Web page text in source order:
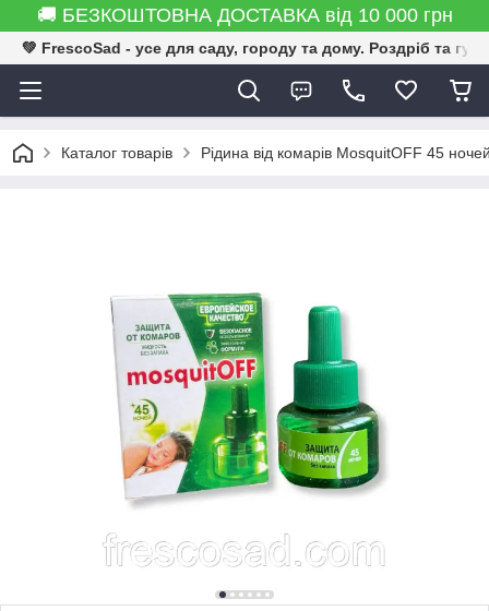
🚚 БЕЗКОШТОВНА ДОСТАВКА від 10 000 грн
💚 FrescoSad - усе для саду, городу та дому. Роздріб та
Каталог товарів Рідина від комарів MosquitOFF 45